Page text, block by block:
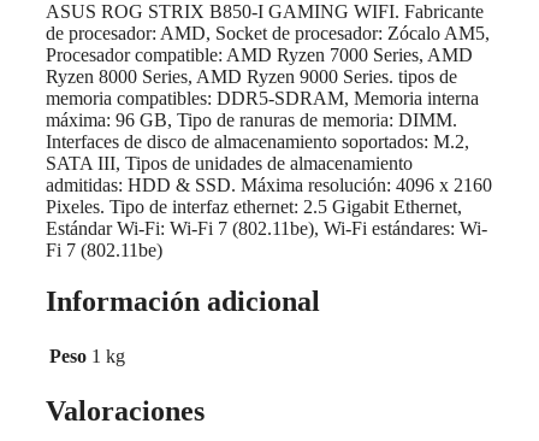
ITX
cantidad
ASUS ROG STRIX B850-I GAMING WIFI. Fabricante
de procesador: AMD, Socket de procesador: Zócalo AM5,
Procesador compatible: AMD Ryzen 7000 Series, AMD
Ryzen 8000 Series, AMD Ryzen 9000 Series. tipos de
memoria compatibles: DDR5-SDRAM, Memoria interna
máxima: 96 GB, Tipo de ranuras de memoria: DIMM.
Interfaces de disco de almacenamiento soportados: M.2,
SATA III, Tipos de unidades de almacenamiento
admitidas: HDD & SSD. Máxima resolución: 4096 x 2160
Pixeles. Tipo de interfaz ethernet: 2.5 Gigabit Ethernet,
Estándar Wi-Fi: Wi-Fi 7 (802.11be), Wi-Fi estándares: Wi-
Fi 7 (802.11be)
Información adicional
Peso 1 kg
Valoraciones